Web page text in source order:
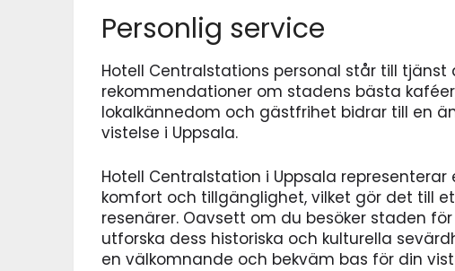
Personlig service
Hotell Centralstations personal står till
rekommendationer om stadens bästa
lokalkännedom och gästfrihet bidrar till en
vistelse i Uppsala.
Hotell Centralstation i Uppsala
komfort och tillgänglighet, vilket gör det till
resenärer. Oavsett om du besöker staden
utforska dess historiska och kulturella
en välkomnande och bekväm bas för din